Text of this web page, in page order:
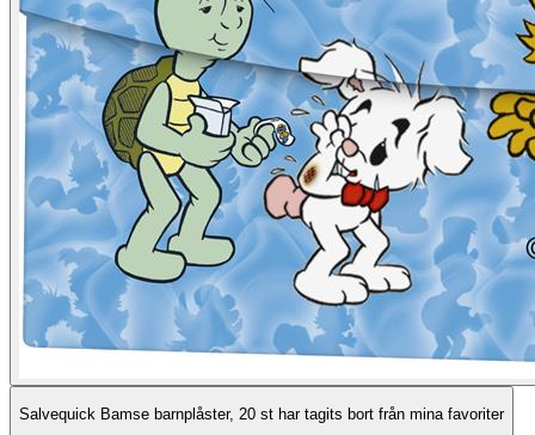
Salvequick Bamse barnplåster, 20 st har tagits bort från mina favoriter